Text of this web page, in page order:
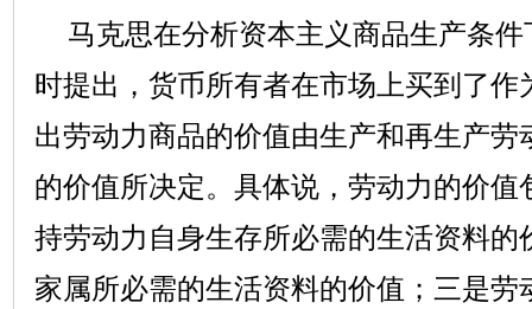
马克思在分析资本主义商品生产条件
时提出，货币所有者在市场上买到了作
出劳动力商品的价值由生产和再生产劳
的价值所决定。具体说，劳动力的价值
持劳动力自身生存所必需的生活资料的
家属所必需的生活资料的价值；三是劳